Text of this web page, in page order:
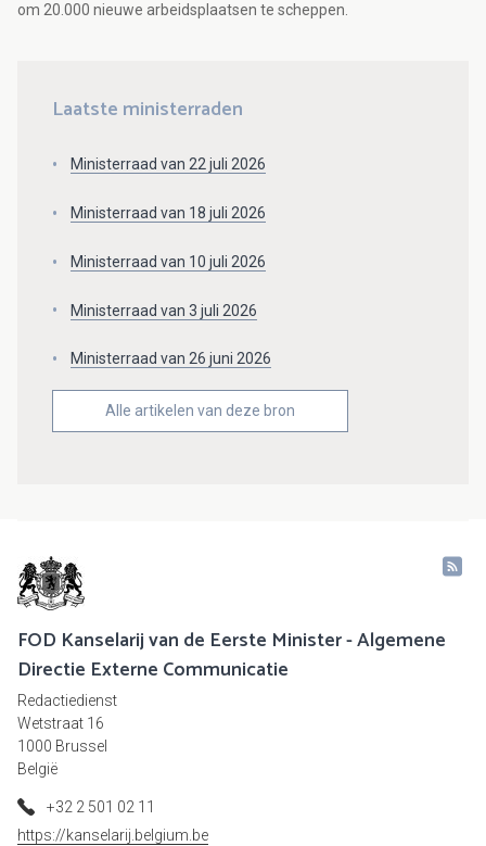
om 20.000 nieuwe arbeidsplaatsen te scheppen.
Laatste ministerraden
Ministerraad van 22 juli 2026
Ministerraad van 18 juli 2026
Ministerraad van 10 juli 2026
Ministerraad van 3 juli 2026
Ministerraad van 26 juni 2026
Alle artikelen van deze bron
FOD Kanselarij van de Eerste Minister - Algemene
Directie Externe Communicatie
Redactiedienst
Wetstraat 16
1000 Brussel
België
+32 2 501 02 11
https://kanselarij.belgium.be